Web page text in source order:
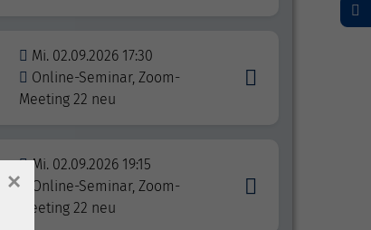
Mi. 02.09.2026 17:30
Online-Seminar, Zoom-
Meeting 22 neu
Mi. 02.09.2026 19:15
Online-Seminar, Zoom-
Meeting 22 neu
×